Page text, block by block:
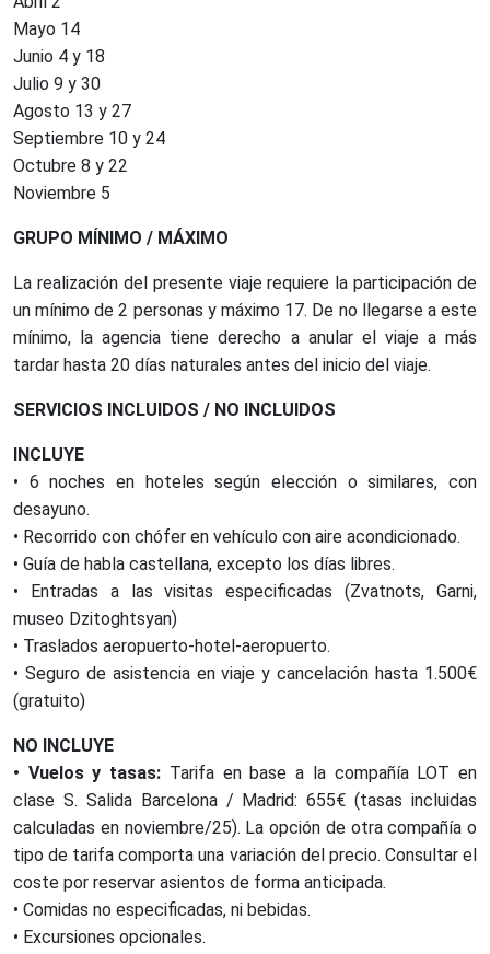
Mayo 14
Junio 4 y 18
Julio 9 y 30
Agosto 13 y 27
Septiembre 10 y 24
Octubre 8 y 22
Noviembre 5
GRUPO MÍNIMO / MÁXIMO
La realización del presente viaje requiere la participación de
un mínimo de 2 personas y máximo 17. De no llegarse a este
mínimo, la agencia tiene derecho a anular el viaje a más
tardar hasta 20 días naturales antes del inicio del viaje.
SERVICIOS INCLUIDOS / NO INCLUIDOS
INCLUYE
• 6 noches en hoteles según elección o similares, con
desayuno.
• Recorrido con chófer en vehículo con aire acondicionado.
• Guía de habla castellana, excepto los días libres.
• Entradas a las visitas especificadas (Zvatnots, Garni,
museo Dzitoghtsyan)
• Traslados aeropuerto-hotel-aeropuerto.
• Seguro de asistencia en viaje y cancelación hasta 1.500€
(gratuito)
NO INCLUYE
• Vuelos y tasas: Tarifa en base a la compañía LOT en
clase S. Salida Barcelona / Madrid: 655€ (tasas incluidas
calculadas en noviembre/25). La opción de otra compañía o
tipo de tarifa comporta una variación del precio. Consultar el
coste por reservar asientos de forma anticipada.
• Comidas no especificadas, ni bebidas.
• Excursiones opcionales.